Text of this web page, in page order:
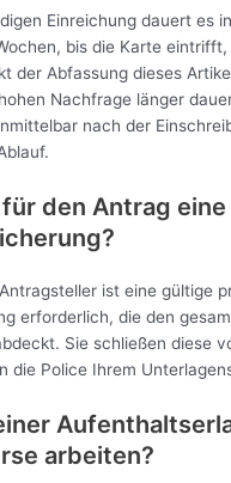
Einreichung dauert es
bis die Karte eintrifft,
der Abfassung dieses
Nachfrage länger
nach der
den Antrag eine
ist eine gültige
erforderlich, die den
Sie schließen diese
die Police Ihrem
arbeiten?